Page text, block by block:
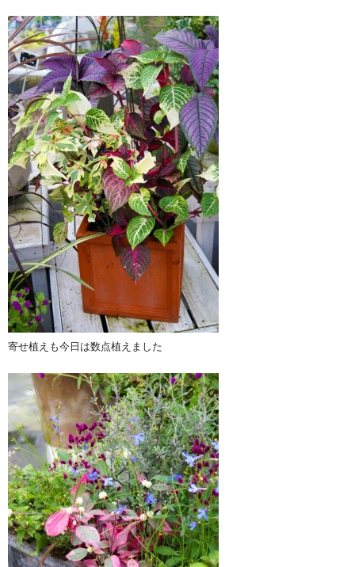
寄せ植えも今日は数点植えました